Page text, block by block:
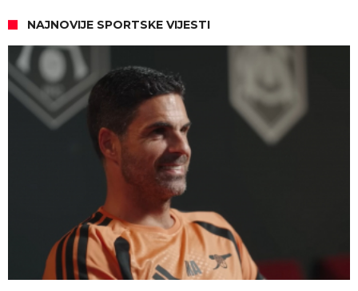
NAJNOVIJE SPORTSKE VIJESTI